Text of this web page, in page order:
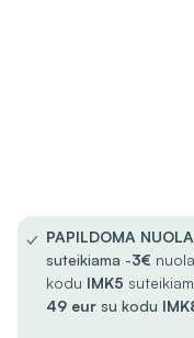
✓ PAPILDOMA
suteikiama -3€
kodu IMK5
49 eur su kodu